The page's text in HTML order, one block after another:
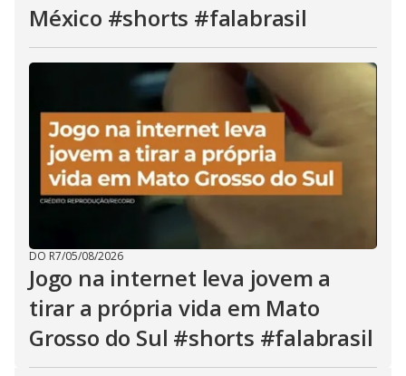
México #shorts #falabrasil
DO R7/05/08/2026
Jogo na internet leva jovem a
tirar a própria vida em Mato
Grosso do Sul #shorts #falabrasil